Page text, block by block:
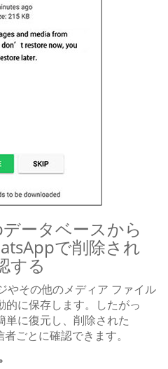
ータベースから
で削除され
する
やその他のメディア ファイル
的に保存します。したがっ
単に復元し、削除された
ごとに確認できます。